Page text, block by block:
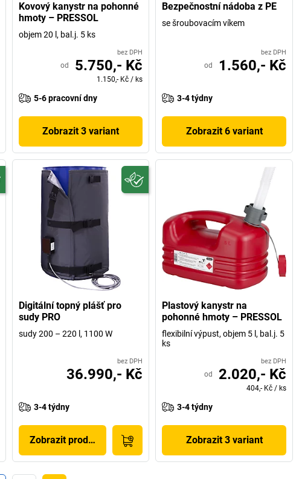
Kovový kanystr na pohonné
hmoty – PRESSOL
objem 20 l, bal.j. 5 ks
bez DPH
od 5.750,- Kč
1.150,- Kč / ks
5-6 pracovní dny
Zobrazit 3 variant
Bezpečnostní nádoba z PE
se šroubovacím víkem
bez DPH
od 1.560,- Kč
3-4 týdny
Zobrazit 6 variant
Digitální topný plášť pro
sudy PRO
sudy 200 – 220 l, 1100 W
bez DPH
36.990,- Kč
3-4 týdny
Zobrazit produkt
Plastový kanystr na
pohonné hmoty – PRESSOL
flexibilní výpust, objem 5 l, bal.j. 5
ks
bez DPH
od 2.020,- Kč
404,- Kč / ks
3-4 týdny
Zobrazit 3 variant